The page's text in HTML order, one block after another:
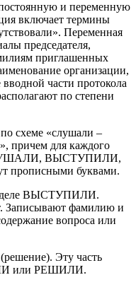
и переменную
включает термины
Переменная
председателя,
приглашенных
организации,
части протокола
по степени
схеме «слушали –
причем для каждого
СЛУШАЛИ, ВЫСТУПИЛИ,
буквами.
ВЫСТУПИЛИ.
Записывают фамилию и
вопроса или
Эту часть
или РЕШИЛИ.